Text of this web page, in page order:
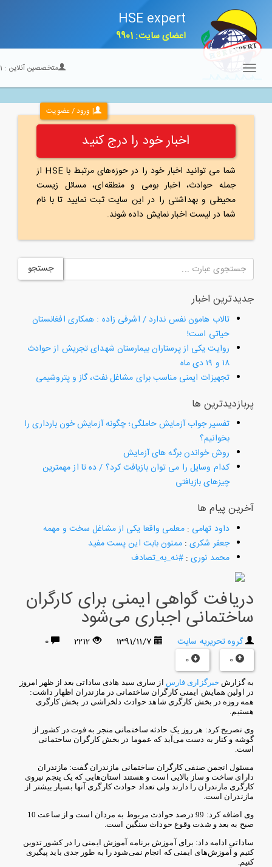
HSE expert
اعضای سایت: 9901
| ورود / عضویت
متخصصین آنلاین :21
Toggle
navigation
اخبار خود را درج کنید
شما می توانید اخبار خود را در حوزه‌های مرتبط با HSE از
جمله حوادث، اخبار بومی و منطقه‌ای، مسائل زیست
محیطی و بهداشتی را در این سایت ثبت نمایید تا با نام
شما در لیست اخبار نمایش داده شوند.
جستجو
جدیدترین اخبار
تالاب هامون نفس ندارد / اشرفی زاده : همکاری افغانستان
حیاتی است!
روایت یکی از پرستاران بیمارستان شهدای تجریش از حوادث
تجهیزات ایمنی مناسب برای مشاغل نفت، گاز و پتروشیمی
پربازدیدترین ها
تفسیر جواب آزمایش حاملگی؛ چگونه آزمایش خون بارداری را
بخوانیم؟
روش خواندن برگه های آزمایش
کدام وسایل را می توان بازیافت کرد؟ / ده تا از مهمترین
چیزهای بازیافتی
آخرین پیام ها
داود تهامی:معلمی واقعا یکی از مشاغل سخت و مهمه
جعفر شکری:ممنون بابت این پست مفید
محمد نوری:#نه_به_تصادف
دریافت گواهی ایمنی برای کارگران
ساختمانی اجباری می‌شود
گروه تحریریه سایت 1391/11/7
2212
0
0
0
به گزارشخبرگزاری فارساز ساری سید هادی ساداتی بعد از ظهر امروز
در اولین همایش ایمنی کارگران ساختمانی در مازندران اظهار داشت:
همه روزه در بخش کارگری شاهد حوادث دلخراشی در بخش کارگری
هستیم.
وی تصریح کرد: هر روز یک حادثه ساختمانی منجر به فوت در کشور از
گوشه و کنار به دست می‌آید که عموما در بخش کارگران ساختمانی
است.
مسئول انجمن صنفی کارگران ساختمانی مازندران گفت: مازندران
دارای ساخت و ساز بالایی است و هستند استان‌هایی که یک پنجم نیروی
کارگری مازندران را دارند ولی تعداد حوادث کارگری آنها بسیار بیشتر از
مازندران است.
وی اضافه کرد: 99 درصد حوادث مربوط به مردان است و از ساعت 10
صبح به بعد و شدت وقوع حوداث سنگین است.
ساداتی ادامه داد: برای آموزش برنامه آموزش ایمنی را در کشور تدوین
‌کنیم و آموزش‌های ایمنی که انجام نمی‌شود را به طور جدی باید پیگیری
کنیم.